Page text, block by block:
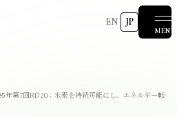
EN JP
MENU
ースペシャルインタビュー
年第7回RD20：水素を持続可能にし、エネルギー転換